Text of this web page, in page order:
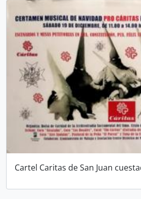
Cartel Caritas de San Juan